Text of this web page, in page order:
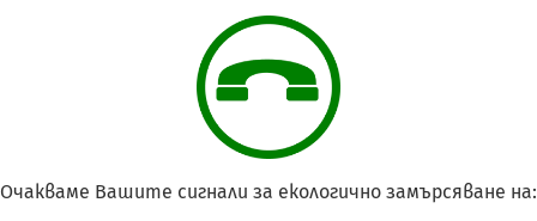
Очакваме Вашите сигнали за екологично замърсяване на: